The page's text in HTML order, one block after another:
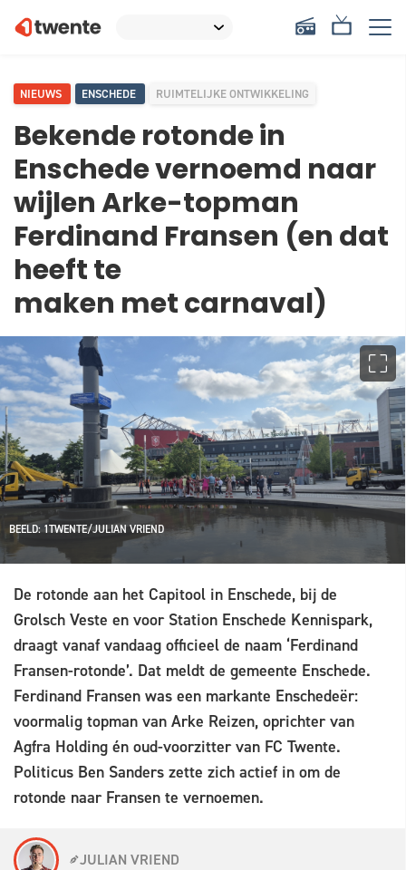
NIEUWS ENSCHEDE RUIMTELIJKE ONTWIKKELING
Bekende rotonde in
Enschede vernoemd naar
wijlen Arke-topman
Ferdinand Fransen (en dat
heeft te
maken met carnaval)
BEELD: 1TWENTE/JULIAN VRIEND
De rotonde aan het Capitool in Enschede, bij de
Grolsch Veste en voor Station Enschede Kennispark,
draagt vanaf vandaag officieel de naam ‘Ferdinand
Fransen-rotonde’. Dat meldt de gemeente Enschede.
Ferdinand Fransen was een markante Enschedeër:
voormalig topman van Arke Reizen, oprichter van
Agfra Holding én oud-voorzitter van FC Twente.
Politicus Ben Sanders zette zich actief in om de
rotonde naar Fransen te vernoemen.
JULIAN VRIEND